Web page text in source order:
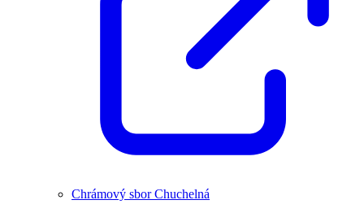
Chrámový sbor Chuchelná